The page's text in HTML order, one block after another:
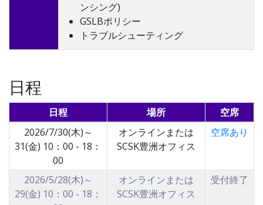
ンシング)
GSLBポリシー
トラブルシューティング
日程
日程 場所
空席
2026/7/30(木)～
31(金) 10：00 - 18：
00
オンラインまたは
SCSK豊洲オフィス
空席あり
2026/5/28(木)～
29(金) 10：00 - 18：
オンラインまたは
SCSK豊洲オフィス
受付終了